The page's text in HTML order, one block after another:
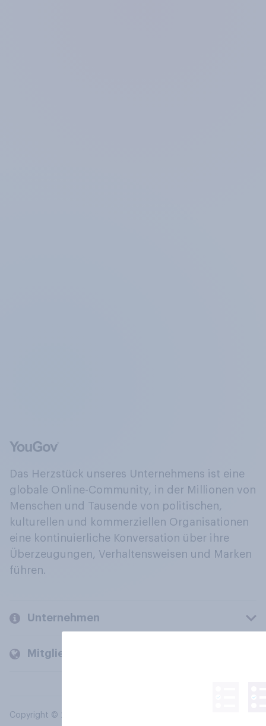
Das Herzstück unseres Unternehmens ist eine
globale Online-Community, in der Millionen von
Menschen und Tausende von politischen,
kulturellen und kommerziellen Organisationen
eine kontinuierliche Konversation über ihre
Überzeugungen, Verhaltensweisen und Marken
führen.
Unternehmen
Mitglieder und Kunden
Copyright © 2026 YouGov PLC. Alle Rechte vorbehalten.